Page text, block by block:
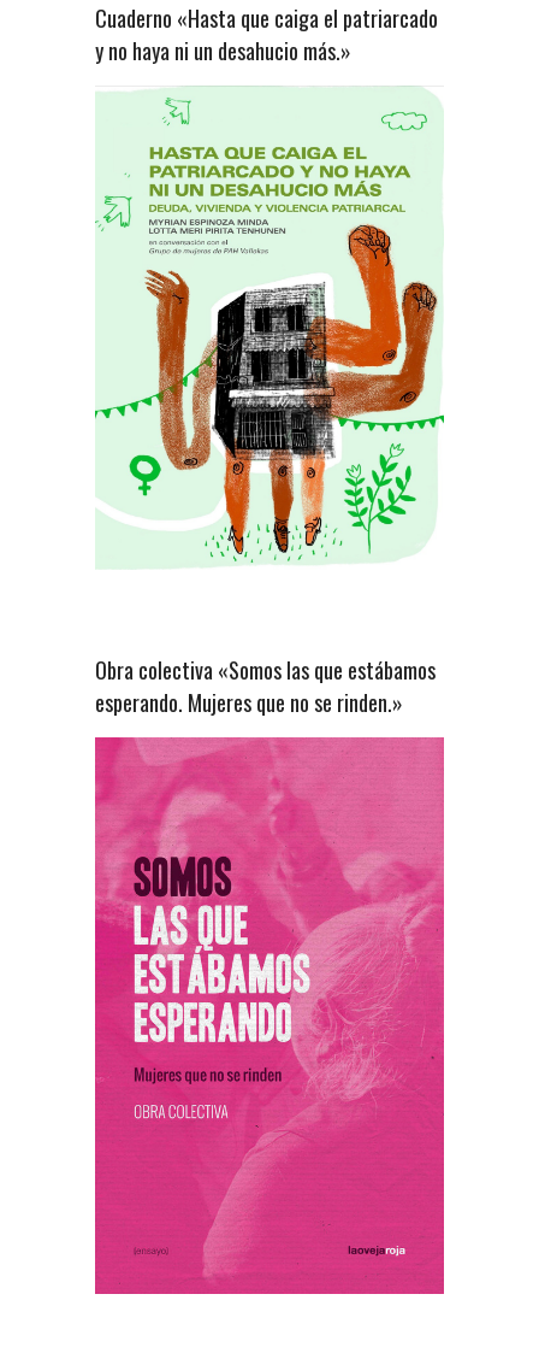
Cuaderno «Hasta que caiga el patriarcado
y no haya ni un desahucio más.»
Obra colectiva «Somos las que estábamos
esperando. Mujeres que no se rinden.»